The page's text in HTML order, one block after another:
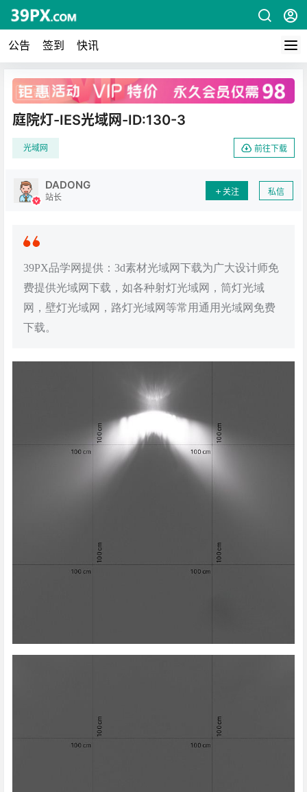
公告 签到 快讯
广告
庭院灯-IES光域网-ID:130-3
光域网 前往下载
DADONG
站长
关注 私信
39PX品学网提供：3d素材光域网下载为广大设计师免
费提供光域网下载，如各种射灯光域网，筒灯光域
网，壁灯光域网，路灯光域网等常用通用光域网免费
下载。